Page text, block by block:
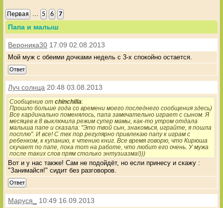
Первая 5 6 7
Папа и малыш
Вероника30 17:09 02.08.2013
Мой муж с обеими дочками недель с 3-х спокойно остается.
Ответ
Луч солнца 20:48 03.08.2013
Сообщение отchinchilla:
Прошло больше года со времени моего последнего сообщения здесь)
Все кардинально поменялось, папа замечательно играет с сыном. Я
месяцев в 8 выключила режим супер мамы, как-то утром отдала
малыша папе и сказала: "Это твой сын, знакомься, играйте, я пошла
посплю". И все! С тех пор регулярно привлекаю папу к играм с
ребенком, к купанию, к чтению книг. Все время говорю, что Кирюша
скучает по папе, пока тот на работе, что любит его очень. У мужа
после таких слов прям столько энтузиазма!)))
Вот и у нас также! Сам не подойдёт, но если принесу и скажу :
"Занимайся!" сидит без разговоров.
Ответ
Маруся_ 10:49 16.09.2013